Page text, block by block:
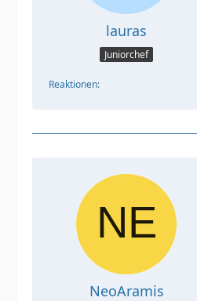
lauras
Juniorchef
Reaktionen
NeoAramis